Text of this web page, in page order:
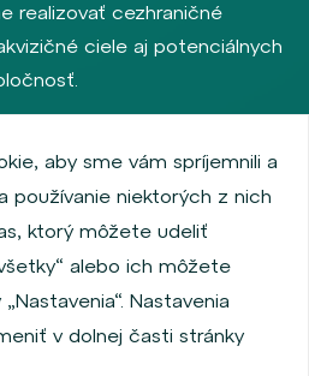
realizovať cezhraničné
ciele aj potenciálnych
údajov
Informácie o emitentoch
Finančná výkonnosť
MiFID Information
aby sme vám spríjemnili a
používanie niektorých z nich
ktorý môžete udeliť
alebo ich môžete
Nastavenia
v dolnej časti stránky